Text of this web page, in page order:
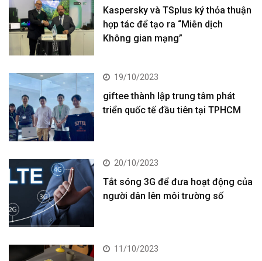
Kaspersky và TSplus ký thỏa thuận
hợp tác để tạo ra “Miễn dịch
Không gian mạng”
19/10/2023
giftee thành lập trung tâm phát
triển quốc tế đầu tiên tại TPHCM
20/10/2023
Tắt sóng 3G để đưa hoạt động của
người dân lên môi trường số
11/10/2023